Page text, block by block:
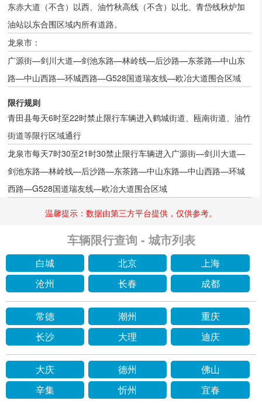
东赤大道（不含）以西、油竹秋高线（不含）以北、青岱线秋炉加
油站以东合围区域内所有道路。
龙泉市：
广源街—剑川大道—剑池东路—林岭线—后沙路—东茶路—中山东
路—中山西路—环城西路—G528国道瑞友线—欧冶大道围合区域
限行规则
青田县每天6时至22时禁止限行车辆进入鹤城街道、瓯南街道、油竹
街道等限行区域通行
龙泉市每天7时30至21时30禁止限行车辆进入广源街—剑川大道—
剑池东路—林岭线—后沙路—东茶路—中山东路—中山西路—环城
西路—G528国道瑞友线—欧冶大道围合区域
温馨提示：数据由第三方平台提供，仅供参考。
车辆限行查询 - 城市列表
白城 北京
上海
沧州
长春 成都
常德 潮州
重庆
长沙
大理 迪庆
大庆 德州
佛山
辛集
忻州 宜春